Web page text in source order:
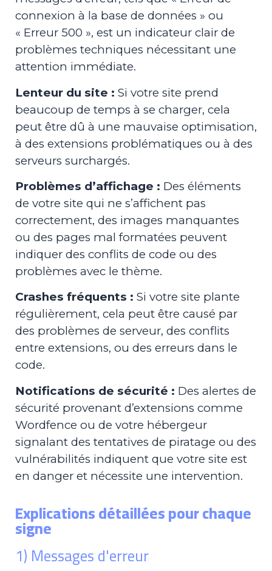
connexion à la base de données » ou
« Erreur 500 », est un indicateur clair de
problèmes techniques nécessitant une
attention immédiate.
Lenteur du site : Si votre site prend
beaucoup de temps à se charger, cela
peut être dû à une mauvaise optimisation,
à des extensions problématiques ou à des
serveurs surchargés.
Problèmes d’affichage : Des éléments
de votre site qui ne s’affichent pas
correctement, des images manquantes
ou des pages mal formatées peuvent
indiquer des conflits de code ou des
problèmes avec le thème.
Crashes fréquents : Si votre site plante
régulièrement, cela peut être causé par
des problèmes de serveur, des conflits
entre extensions, ou des erreurs dans le
code.
Notifications de sécurité : Des alertes de
sécurité provenant d’extensions comme
Wordfence ou de votre hébergeur
signalant des tentatives de piratage ou des
vulnérabilités indiquent que votre site est
en danger et nécessite une intervention.
Explications détaillées pour chaque
signe
1) Messages d'erreur